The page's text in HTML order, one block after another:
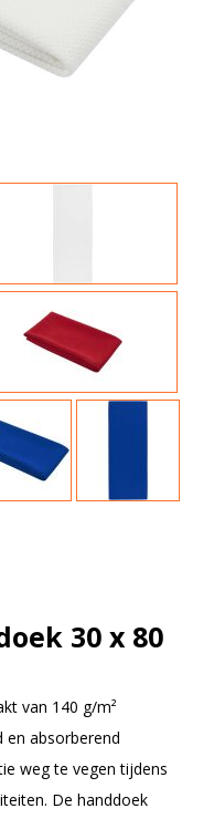
30 x 80
van 140 g/m²
en absorberend
weg te vegen tijdens
De handdoek